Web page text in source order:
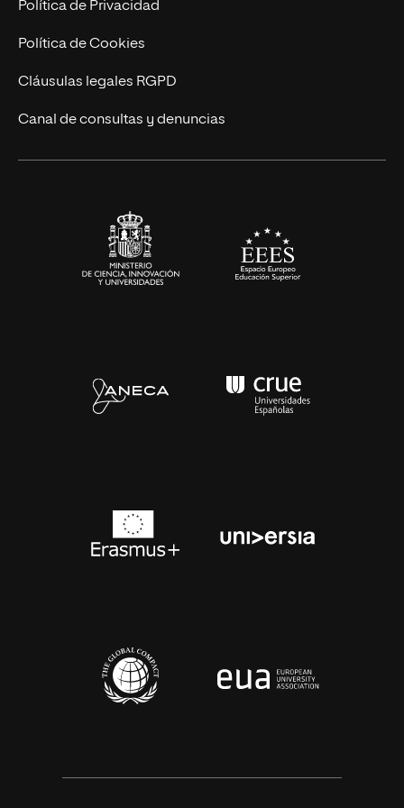
Cursos Universitarios
Actualidad
UNIR Revista
Eventos
Política de Privacidad
Política de Cookies
Cláusulas legales RGPD
Canal de consultas y denuncias